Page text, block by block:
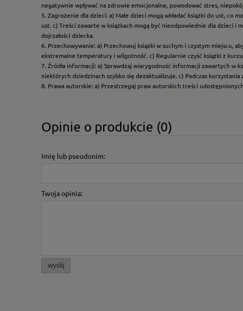
negatywnie wpływać na zdrowie emocjonalne, powodować stres,
5. Zagrożenie dla dzieci: a) Małe dzieci mogą wkładać książki do ust, co
ust. c) Treści zawarte w książkach mogą być nieodpowiednie dla dzieci i
dojrzałości dziecka.
6. Przechowywanie: a) Przechowuj książki w suchym i czystym miejscu,
ekstremalne temperatury i wilgotność. c) Regularnie czyść książki z
7. Źródła informacji: a) Sprawdzaj wiarygodność informacji zawartych w
niektórych dziedzinach szybko się dezaktualizuje. c) Podczas
8. Prawa autorskie: a) Przestrzegaj praw autorskich treści
Opinie o produkcie (0)
Imię lub pseudonim:
Twoja opinia:
wyślij